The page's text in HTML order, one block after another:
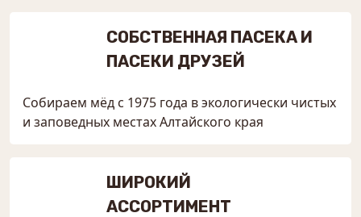
СОБСТВЕННАЯ ПАСЕКА И
ПАСЕКИ ДРУЗЕЙ
Собираем мёд с 1975 года в экологически чистых
и заповедных местах Алтайского края
ШИРОКИЙ
АССОРТИМЕНТ